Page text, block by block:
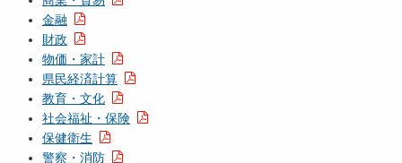
金融
財政
物価・家計
県民経済計算
教育・文化
社会福祉・保険
保健衛生
警察・消防